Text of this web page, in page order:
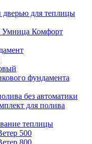
дверью для теплицы
Умница Комфорт
фундамента
без автоматики
для полива
теплицы
500
800